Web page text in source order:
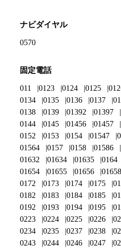
ナビダイヤル
0570
固定電話
011 0123 0124 0125
0134
0135 0136 0137
0138
0139 01392 01397
0144
0145 01456 01457
0152
0153 0154 01547
01564
0157 0158 01586
01632
01634 01635 0164
01654
01655 01656 01658
0172
0173 0174 0175
0182
0183 0184 0185
0192
0193 0194 0195
0223
0224 0225 0226
0234
0235 0237 0238
0243
0244 0246 0247